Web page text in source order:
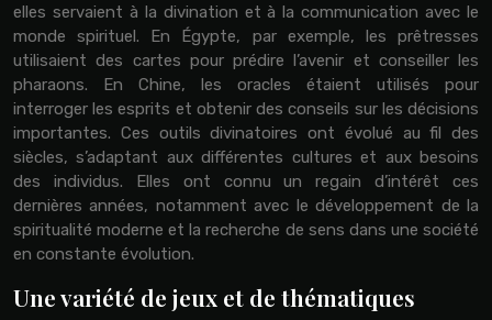
elles servaient à la divination et à la communication avec le
monde spirituel. En Égypte, par exemple, les prêtresses
utilisaient des cartes pour prédire l’avenir et conseiller les
pharaons. En Chine, les oracles étaient utilisés pour
interroger les esprits et obtenir des conseils sur les décisions
importantes. Ces outils divinatoires ont évolué au fil des
siècles, s’adaptant aux différentes cultures et aux besoins
des individus. Elles ont connu un regain d’intérêt ces
dernières années, notamment avec le développement de la
spiritualité moderne et la recherche de sens dans une société
en constante évolution.
Une variété de jeux et de thématiques